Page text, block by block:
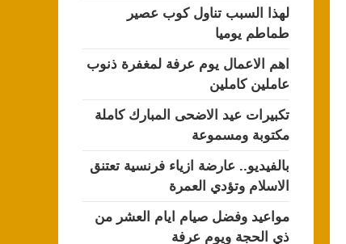
لهذا السبب تناول كوب عصير
طماطم يوميا
اهم الاعمال يوم عرفة لمغفرة ذنوب
عاملين كاملين
تكبيرات عيد الاضحى المبارك كاملة
مكتوبة ومسموعة
بالفيديو.. عارضة ازياء فرنسية تعتنق
الاسلام وتؤدي العمرة
مواعيد وفضل صيام ايام العشر من
ذي الحجة ويوم عرفة